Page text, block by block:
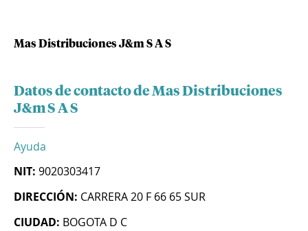
Mas Distribuciones J&m S A S
Datos de contacto de Mas Distribuciones
J&m S A S
Ayuda
NIT: 9020303417
DIRECCIÓN: CARRERA 20 F 66 65 SUR
CIUDAD: BOGOTA D C